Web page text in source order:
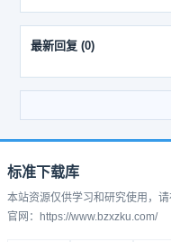
最新回复 (0)
标准下载库
本站资源仅供学习和研究使用，
官网：https://www.bzxzku.com/